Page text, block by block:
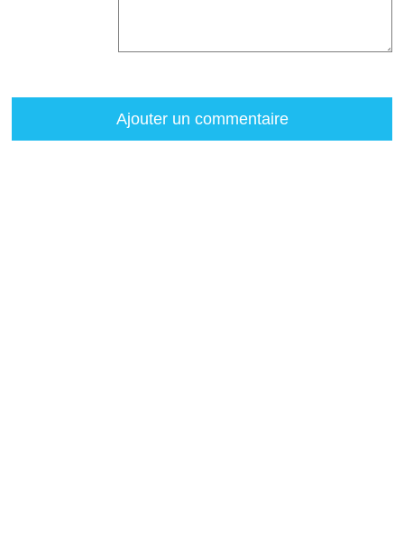
Ajouter un commentaire